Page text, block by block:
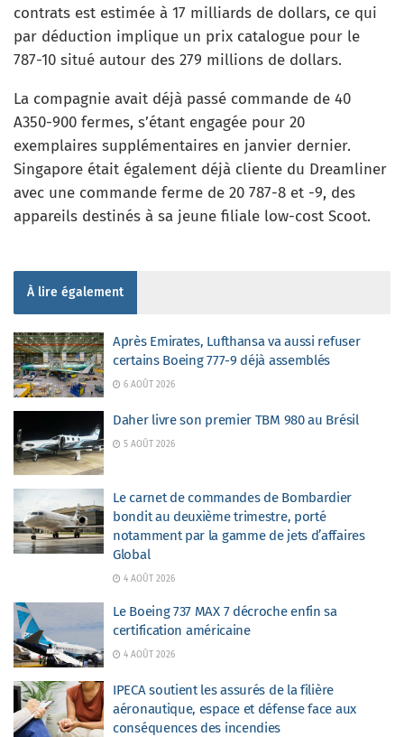
contrats est estimée à 17 milliards de dollars, ce qui
par déduction implique un prix catalogue pour le
787-10 situé autour des 279 millions de dollars.
La compagnie avait déjà passé commande de 40
A350-900 fermes, s’étant engagée pour 20
exemplaires supplémentaires en janvier dernier.
Singapore était également déjà cliente du Dreamliner
avec une commande ferme de 20 787-8 et -9, des
appareils destinés à sa jeune filiale low-cost Scoot.
À lire également
Après Emirates, Lufthansa va aussi refuser
certains Boeing 777-9 déjà assemblés
6 AOÛT 2026
Daher livre son premier TBM 980 au Brésil
5 AOÛT 2026
Le carnet de commandes de Bombardier
bondit au deuxième trimestre, porté
notamment par la gamme de jets d’affaires
Global
4 AOÛT 2026
Le Boeing 737 MAX 7 décroche enfin sa
certification américaine
4 AOÛT 2026
IPECA soutient les assurés de la filière
aéronautique, espace et défense face aux
conséquences des incendies